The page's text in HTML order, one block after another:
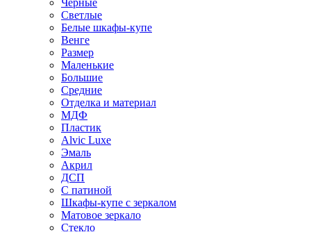
Черные
Светлые
Белые шкафы-купе
Венге
Размер
Маленькие
Большие
Средние
Отделка и материал
МДФ
Пластик
Alvic Luxe
Эмаль
Акрил
ДСП
С патиной
Шкафы-купе с зеркалом
Матовое зеркало
Стекло